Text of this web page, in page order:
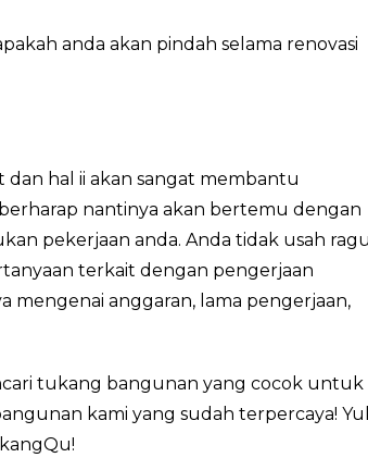
anda akan pindah selama renovasi
hal ii akan sangat membantu
nantinya akan bertemu dengan
pekerjaan anda. Anda tidak usah
terkait dengan pengerjaan
mengenai anggaran, lama pengerjaan,
tukang bangunan yang cocok untuk
kami yang sudah terpercaya!